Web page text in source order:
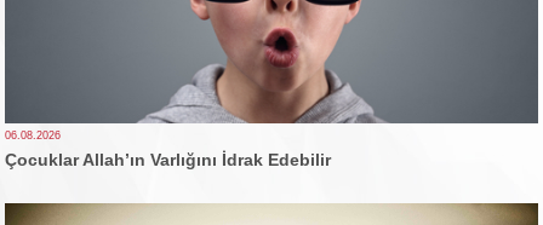
06.08.2026
Çocuklar Allah’ın Varlığını İdrak Edebilir